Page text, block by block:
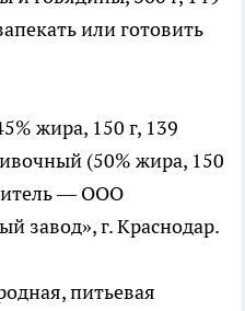
или готовить
жира, 150 г, 139
(50% жира, 150
— ООО
завод», г. Краснодар.
питьевая